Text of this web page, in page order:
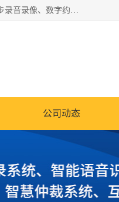
深圳鼎立宏泰科技有限公司专注做语音录像系统；主要服务有：约谈室同步录音录像系统、设计数字询问同步录音录像、数字约谈室同步录音录像、公开听证室、智慧庭审、智能语音识别转写、远程提讯（提审）、记录仪、远程指挥综合管理平台、录播系统等
公司动态